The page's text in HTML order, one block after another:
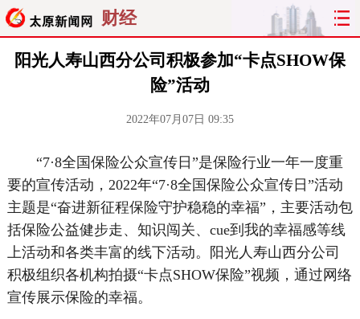
财经
阳光人寿山西分公司积极参加“卡点SHOW保
险”活动
2022年07月07日 09:35
“7·8全国保险公众宣传日”是保险行业一年一度重
要的宣传活动，2022年“7·8全国保险公众宣传日”活动
主题是“奋进新征程保险守护稳稳的幸福”，主要活动包
括保险公益健步走、知识闯关、cue到我的幸福感等线
上活动和各类丰富的线下活动。阳光人寿山西分公司
积极组织各机构拍摄“卡点SHOW保险”视频，通过网络
宣传展示保险的幸福。